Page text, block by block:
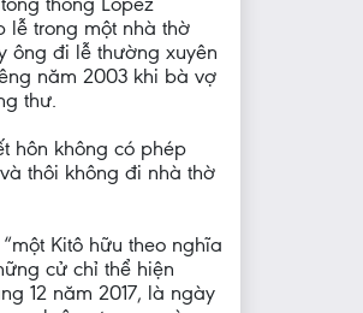
lễ trong một nhà thờ
ông đi lễ thường xuyên
năm 2003 khi bà vợ
thư.
hôn không có phép
thôi không đi nhà thờ
Kitô hữu theo nghĩa
cử chỉ thể hiện
12 năm 2017, là ngày